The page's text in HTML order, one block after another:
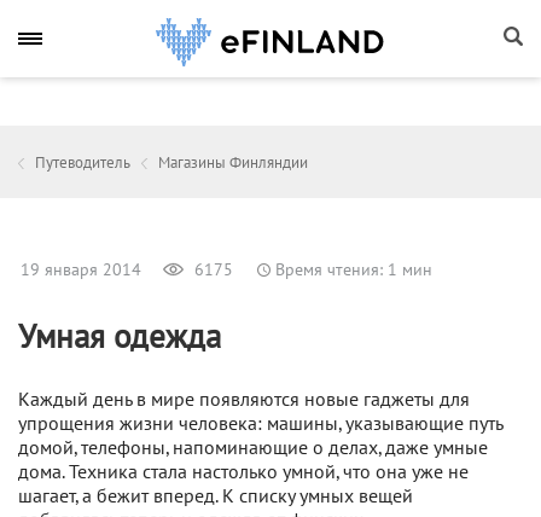
Путеводитель Магазины Финляндии
19 января 2014 6175 Время чтения: 1 мин
Умная одежда
Каждый день в мире появляются новые гаджеты для
упрощения жизни человека: машины, указывающие путь
домой, телефоны, напоминающие о делах, даже умные
дома. Техника стала настолько умной, что она уже не
шагает, а бежит вперед. К списку умных вещей